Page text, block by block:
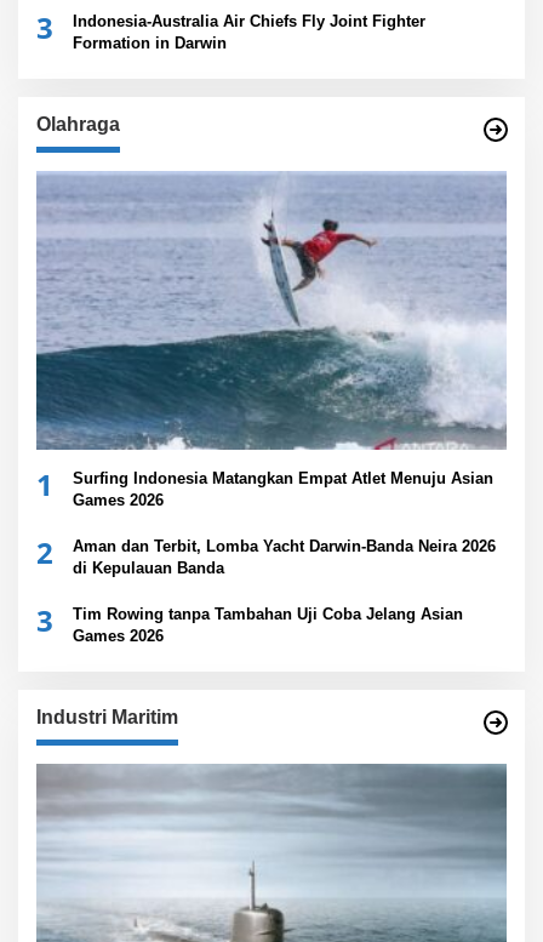
3
Indonesia-Australia Air Chiefs Fly Joint Fighter
Formation in Darwin
Olahraga
1
Surfing Indonesia Matangkan Empat Atlet Menuju Asian
Games 2026
2
Aman dan Terbit, Lomba Yacht Darwin-Banda Neira 2026
di Kepulauan Banda
3
Tim Rowing tanpa Tambahan Uji Coba Jelang Asian
Games 2026
Industri Maritim